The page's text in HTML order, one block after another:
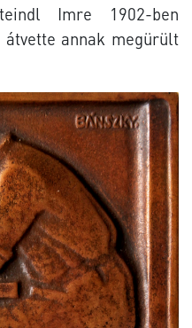
Imre 1902-ben
annak megürült